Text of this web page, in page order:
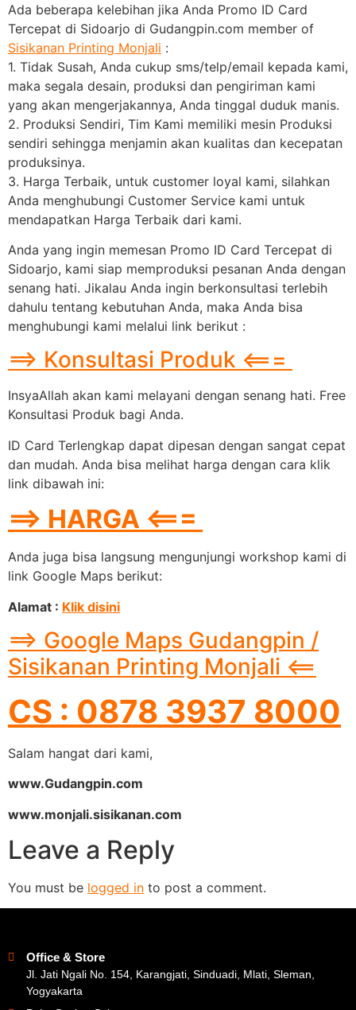
Ada beberapa kelebihan jika Anda Promo ID Card
Tercepat di Sidoarjo di Gudangpin.com member of
Sisikanan Printing Monjali :
1. Tidak Susah, Anda cukup sms/telp/email kepada kami,
maka segala desain, produksi dan pengiriman kami
yang akan mengerjakannya, Anda tinggal duduk manis.
2. Produksi Sendiri, Tim Kami memiliki mesin Produksi
sendiri sehingga menjamin akan kualitas dan kecepatan
produksinya.
3. Harga Terbaik, untuk customer loyal kami, silahkan
Anda menghubungi Customer Service kami untuk
mendapatkan Harga Terbaik dari kami.
Anda yang ingin memesan Promo ID Card Tercepat di
Sidoarjo, kami siap memproduksi pesanan Anda dengan
senang hati. Jikalau Anda ingin berkonsultasi terlebih
dahulu tentang kebutuhan Anda, maka Anda bisa
menghubungi kami melalui link berikut :
==> Konsultasi Produk <===
InsyaAllah akan kami melayani dengan senang hati. Free
Konsultasi Produk bagi Anda.
ID Card Terlengkap dapat dipesan dengan sangat cepat
dan mudah. Anda bisa melihat harga dengan cara klik
link dibawah ini:
==> HARGA <===
Anda juga bisa langsung mengunjungi workshop kami di
link Google Maps berikut:
Alamat : Klik disini
==> Google Maps Gudangpin /
Sisikanan Printing Monjali <==
CS : 0878 3937 8000
Salam hangat dari kami,
www.Gudangpin.com
www.monjali.sisikanan.com
Leave a Reply
You must be logged in to post a comment.
Office & Store
Jl. Jati Ngali No. 154, Karangjati, Sinduadi, Mlati, Sleman,
Yogyakarta